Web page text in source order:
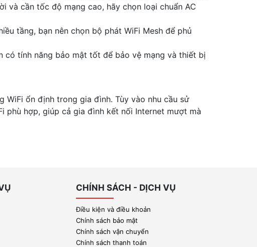
và cần tốc độ mạng cao, hãy chọn loại chuẩn AC
tầng, bạn nên chọn bộ phát WiFi Mesh để phủ
có tính năng bảo mật tốt để bảo vệ mạng và thiết bị
WiFi ổn định trong gia đình. Tùy vào nhu cầu sử
phù hợp, giúp cả gia đình kết nối Internet mượt mà
CHÍNH SÁCH - DỊCH VỤ
Điều kiện và điều khoản
Chính sách bảo mật
Chính sách vận chuyển
Chính sách thanh toán